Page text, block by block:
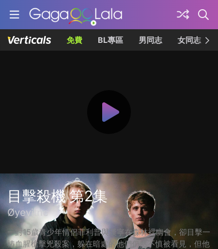
免費 BL專區 男同志 女同志
目擊殺機 第2集
Øyevitne
一對15歲青少年情侶菲利普與漢寧在森林裡幽會，卻目擊一
樁血腥槍擊兇殺案，躲在暗處的他們仍然不慎被看見，但他